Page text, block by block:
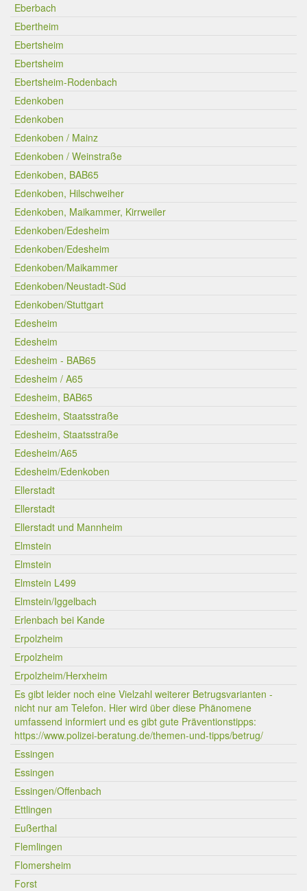
Eberbach
Ebertheim
Ebertsheim
Ebertsheim
Ebertsheim-Rodenbach
Edenkoben
Edenkoben
Edenkoben / Mainz
Edenkoben / Weinstraße
Edenkoben, BAB65
Edenkoben, Hilschweiher
Edenkoben, Maikammer, Kirrweiler
Edenkoben/Edesheim
Edenkoben/Edesheim
Edenkoben/Maikammer
Edenkoben/Neustadt-Süd
Edenkoben/Stuttgart
Edesheim
Edesheim
Edesheim - BAB65
Edesheim / A65
Edesheim, BAB65
Edesheim, Staatsstraße
Edesheim, Staatsstraße
Edesheim/A65
Edesheim/Edenkoben
Ellerstadt
Ellerstadt
Ellerstadt und Mannheim
Elmstein
Elmstein
Elmstein L499
Elmstein/Iggelbach
Erlenbach bei Kande
Erpolzheim
Erpolzheim
Erpolzheim/Herxheim
Es gibt leider noch eine Vielzahl weiterer Betrugsvarianten -
nicht nur am Telefon. Hier wird über diese Phänomene
umfassend informiert und es gibt gute Präventionstipps:
https://www.polizei-beratung.de/themen-und-tipps/betrug/
Essingen
Essingen
Essingen/Offenbach
Ettlingen
Eußerthal
Flemlingen
Flomersheim
Forst